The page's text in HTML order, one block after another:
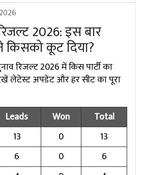
2026: इस बार
कूट दिया?
रिजल्ट 2026 में किस पार्टी का
लेटेस्ट अपडेट और हर सीट का पूरा
Leads Won
Total
13 0
13
6 0
6